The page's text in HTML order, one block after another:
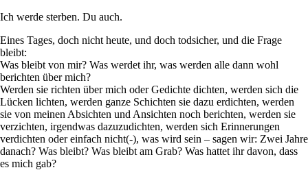
Ich werde sterben. Du auch.
Eines Tages, doch nicht heute, und doch todsicher, und die Frage
bleibt:
Was bleibt von mir? Was werdet ihr, was werden alle dann wohl
berichten über mich?
Werden sie richten über mich oder Gedichte dichten, werden sich die
Lücken lichten, werden ganze Schichten sie dazu erdichten, werden
sie von meinen Absichten und Ansichten noch berichten, werden sie
verzichten, irgendwas dazuzudichten, werden sich Erinnerungen
verdichten oder einfach nicht(-), was wird sein – sagen wir: Zwei Jahre
danach? Was bleibt? Was bleibt am Grab? Was hattet ihr davon, dass
es mich gab?